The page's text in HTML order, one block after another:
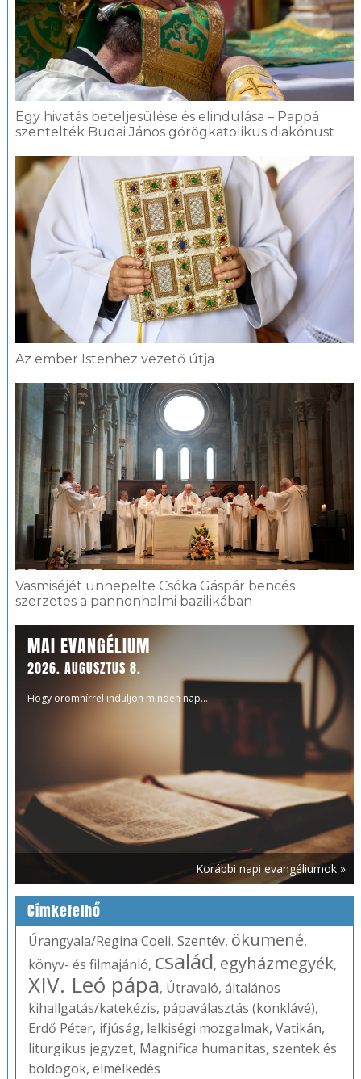
Egy hivatás beteljesülése és elindulása – Pappá
szentelték Budai János görögkatolikus diakónust
Az ember Istenhez vezető útja
Vasmiséjét ünnepelte Csóka Gáspár bencés
szerzetes a pannonhalmi bazilikában
MAI EVANGÉLIUM
2026. AUGUSZTUS 8.
Hogy örömhírrel induljon minden nap...
Korábbi napi evangéliumok »
Címkefelhő
Úrangyala/Regina Coeli, Szentév, ökumené,
könyv- és filmajánló, család, egyházmegyék,
XIV. Leó pápa, Útravaló, általános
kihallgatás/katekézis, pápaválasztás (konklávé),
Erdő Péter, ifjúság, lelkiségi mozgalmak, Vatikán,
liturgikus jegyzet, Magnifica humanitas, szentek és
boldogok, elmélkedés